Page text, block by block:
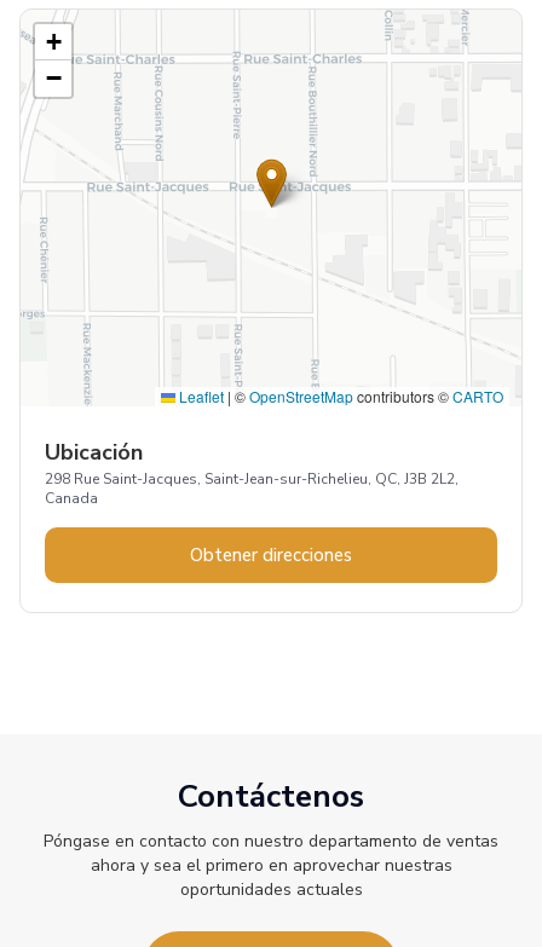
+
−
Leaflet | ©OpenStreetMapcontributors ©CARTO
Ubicación
298 Rue Saint-Jacques, Saint-Jean-sur-Richelieu, QC, J3B 2L2,
Canada
Obtener direcciones
Contáctenos
Póngase en contacto con nuestro departamento de ventas
ahora y sea el primero en aprovechar nuestras
oportunidades actuales